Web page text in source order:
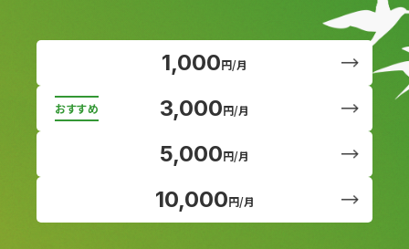
1,000円/月
3,000円/月
5,000円/月
10,000円/月